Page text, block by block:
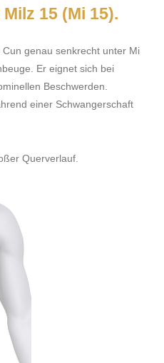
15 (Mi 15).
genau senkrecht unter Mi
Er eignet sich bei
Beschwerden.
einer Schwangerschaft
Querverlauf.